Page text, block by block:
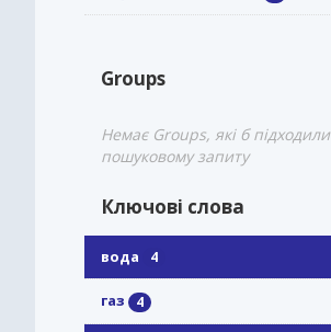
Groups
Немає Groups, які б підходили
пошуковому запиту
Ключові слова
вода 4
газ 4